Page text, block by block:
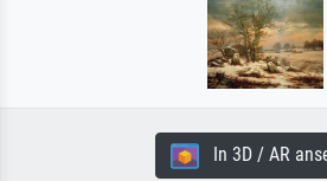
In 3D / AR